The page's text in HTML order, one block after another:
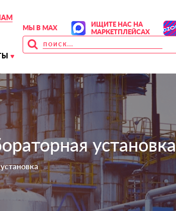
МЫ В MAX
ИЩИТЕ НАС НА
МАРКЕТПЛЕЙСАХ
установка